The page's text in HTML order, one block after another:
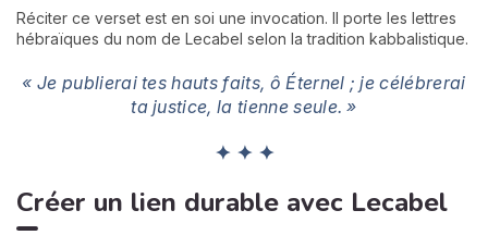
Réciter ce verset est en soi une invocation. Il porte les lettres
hébraïques du nom de Lecabel selon la tradition kabbalistique.
« Je publierai tes hauts faits, ô Éternel ; je célébrerai
ta justice, la tienne seule. »
✦ ✦ ✦
Créer un lien durable avec Lecabel